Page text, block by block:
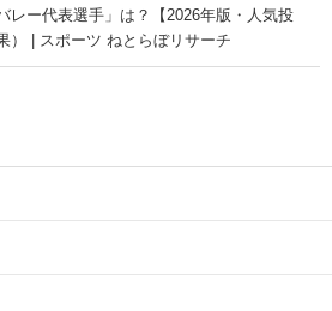
レー代表選手」は？【2026年版・人気投
） | スポーツ ねとらぼリサーチ